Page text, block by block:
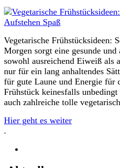
Vegetarische Frühstücksideen:
Morgen sorgt eine gesunde
sowohl ausreichend Eiweiß als
nur für ein lang anhaltendes
für gute Laune und Energie für
Frühstück keinesfalls
auch zahlreiche tolle
Hier geht es weiter
.